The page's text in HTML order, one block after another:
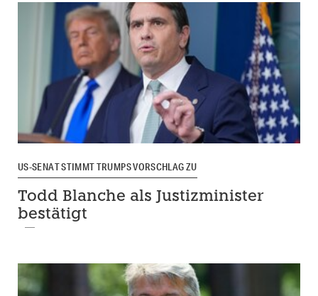
US-SENAT STIMMT TRUMPS VORSCHLAG ZU
Todd Blanche als Justizminister
bestätigt